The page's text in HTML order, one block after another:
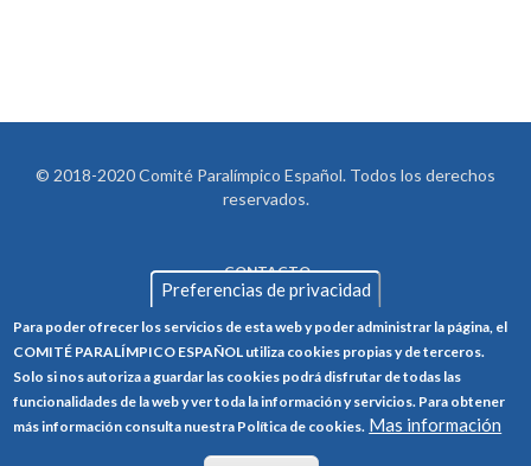
© 2018-2020 Comité Paralímpico Español. Todos los derechos
reservados.
FOOTER
CONTACTO
POLÍTICA DE PRIVACIDAD
POLÍTICA DE COOKIES
CANAL ÉTICO
TRABAJA CON NOSOTROS
Preferencias de privacidad
Para poder ofrecer los servicios de esta web y poder administrar la página, el
COMITÉ PARALÍMPICO ESPAÑOL utiliza cookies propias y de terceros.
Solo si nos autoriza a guardar las cookies podrá disfrutar de todas las
funcionalidades de la web y ver toda la información y servicios. Para obtener
más información consulta nuestra Política de cookies. Mas información